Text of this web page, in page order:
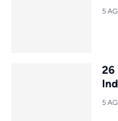
5
26
5